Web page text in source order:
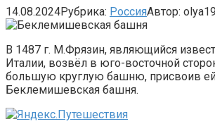
14.08.2024Рубрика: РоссияАвтор:
В 1487 г. М.Фрязин, являющийся
Италии, возвёл в юго-восточной
большую круглую башню, присвоив
Беклемишевская башня.